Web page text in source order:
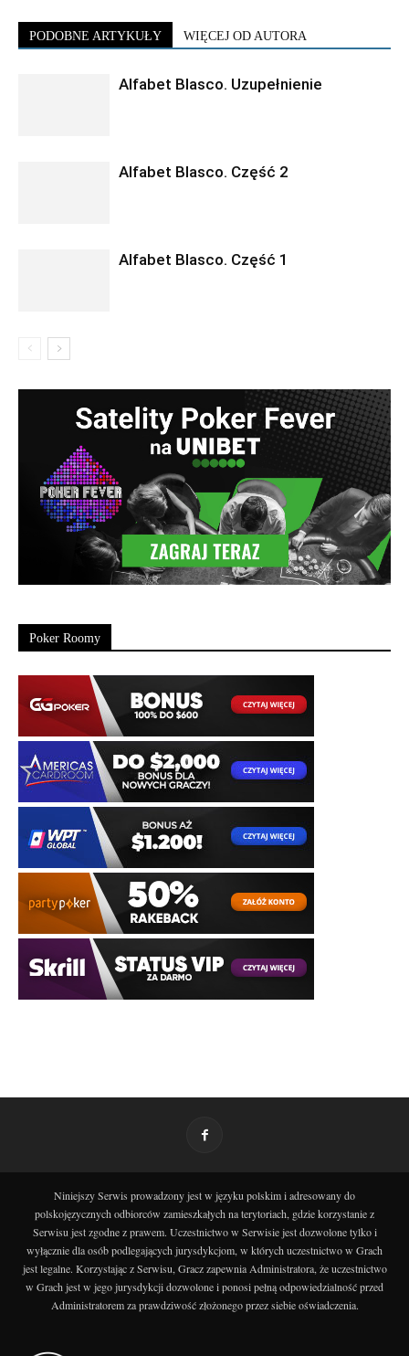
PODOBNE ARTYKUŁY WIĘCEJ OD AUTORA
Alfabet Blasco. Uzupełnienie
Alfabet Blasco. Część 2
Alfabet Blasco. Część 1
Poker Roomy
Niniejszy Serwis prowadzony jest w języku polskim i adresowany do
polskojęzycznych odbiorców zamieszkałych na terytoriach, gdzie korzystanie z
Serwisu jest zgodne z prawem. Uczestnictwo w Serwisie jest dozwolone tylko i
wyłącznie dla osób podlegających jurysdykcjom, w których uczestnictwo w Grach
jest legalne. Korzystając z Serwisu, Gracz zapewnia Administratora, że uczestnictwo
w Grach jest w jego jurysdykcji dozwolone i ponosi pełną odpowiedzialność przed
Administratorem za prawdziwość złożonego przez siebie oświadczenia.